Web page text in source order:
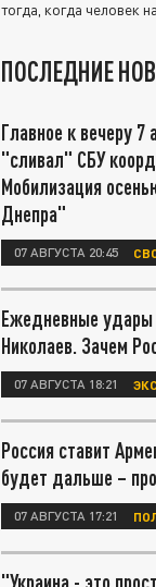
тогда, когда человек
ПОСЛЕДНИЕ
Главное к вечеру 7
"сливал" СБУ
Мобилизация
Днепра"
07 АВГУСТА 20:45
Ежедневные удары
Николаев. Зачем
07 АВГУСТА 18:21
Россия ставит
будет дальше –
07 АВГУСТА 17:21